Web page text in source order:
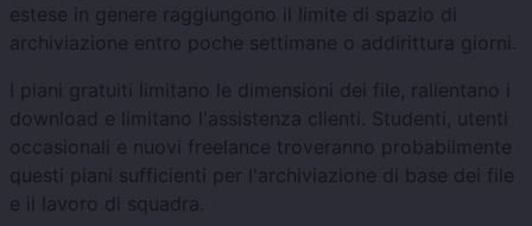
estese in genere raggiungono il limite di spazio di
archiviazione entro poche settimane o addirittura giorni.
I piani gratuiti limitano le dimensioni dei file, rallentano i
download e limitano l'assistenza clienti. Studenti, utenti
occasionali e nuovi freelance troveranno probabilmente
questi piani sufficienti per l'archiviazione di base dei file
e il lavoro di squadra.